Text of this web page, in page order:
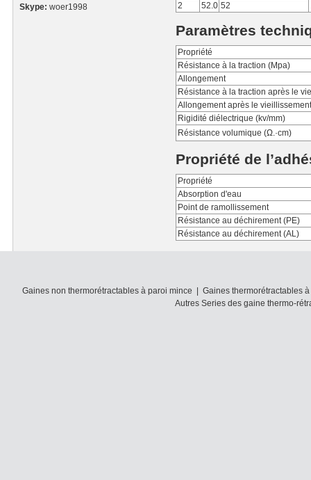
Skype: woer1998
2
52.0 52
Paramètres
Propriété
Résistance à la traction (Mpa)
Allongement
Résistance à la traction après le
Allongement après le
Rigidité diélectrique (kv/mm)
Résistance volumique (Ω.·cm)
Propriété de
Propriété
Absorption d'eau
Point de ramollissement
Résistance au déchirement (PE)
Résistance au déchirement (AL)
Gaines non thermorétractables à paroi mince
Gaines thermorétractables
Autres Series des gaine thermo-